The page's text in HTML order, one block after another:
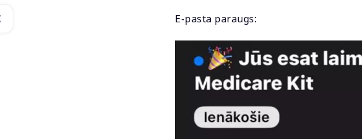
E-pasta paraugs: